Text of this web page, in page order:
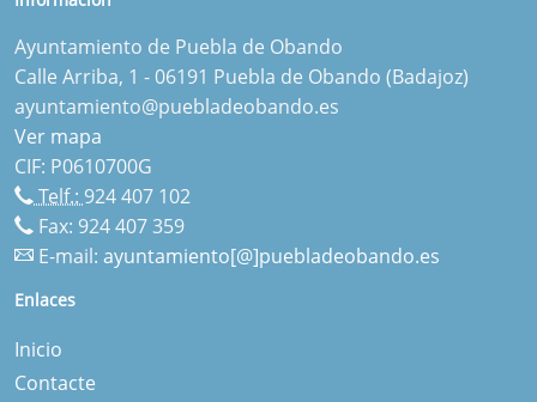
Ayuntamiento de Puebla de Obando
Calle Arriba, 1 - 06191 Puebla de Obando (Badajoz)
ayuntamiento@puebladeobando.es
Ver mapa
CIF: P0610700G
Telf.:924 407 102
Fax: 924 407 359
E-mail: ayuntamiento[@]puebladeobando.es
Enlaces
Inicio
Contacte